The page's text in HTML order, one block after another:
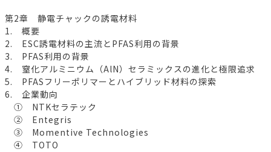
第2章 静電チャックの誘電材料
1. 概要
2. ESC誘電材料の主流とPFAS利用の背景
3. PFAS利用の背景
4. 窒化アルミニウム（AlN）セラミックスの進化と極限追求
5. PFASフリーポリマーとハイブリッド材料の探索
6. 企業動向
① NTKセラテック
② Entegris
③ Momentive Technologies
④ TOTO